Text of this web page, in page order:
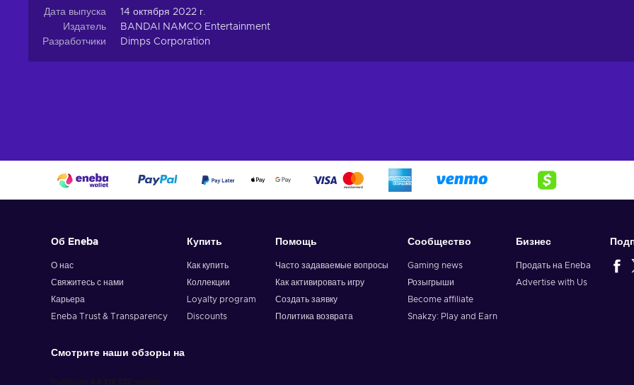
Дата выпуска
14 октября 2022 г.
Издатель
BANDAI NAMCO Entertainment
Разработчики
Dimps Corporation
Об Eneba
О нас
Свяжитесь с нами
Карьера
Eneba Trust & Transparency
Купить
Как купить
Коллекции
Loyalty program
Discounts
Помощь
Часто задаваемые вопросы
Как активировать игру
Создать заявку
Политика возврата
Сообщество
Gaming news
Розыгрыши
Become affiliate
Snakzy: Play and Earn
Бизнес
Продать на Eneba
Advertise with Us
Смотрите наши обзоры на